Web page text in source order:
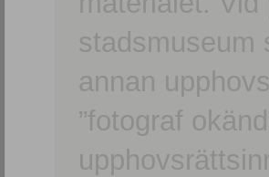
stadsmuseum
annan
”fotograf